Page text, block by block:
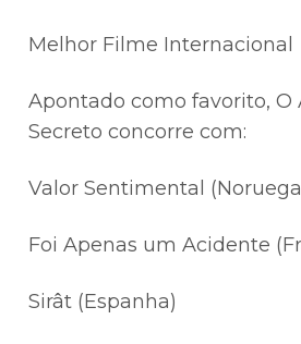
Melhor Filme Internacional
Apontado como favorito, O
Secreto concorre com:
Valor Sentimental
Foi Apenas um Acidente
Sirât (Espanha)